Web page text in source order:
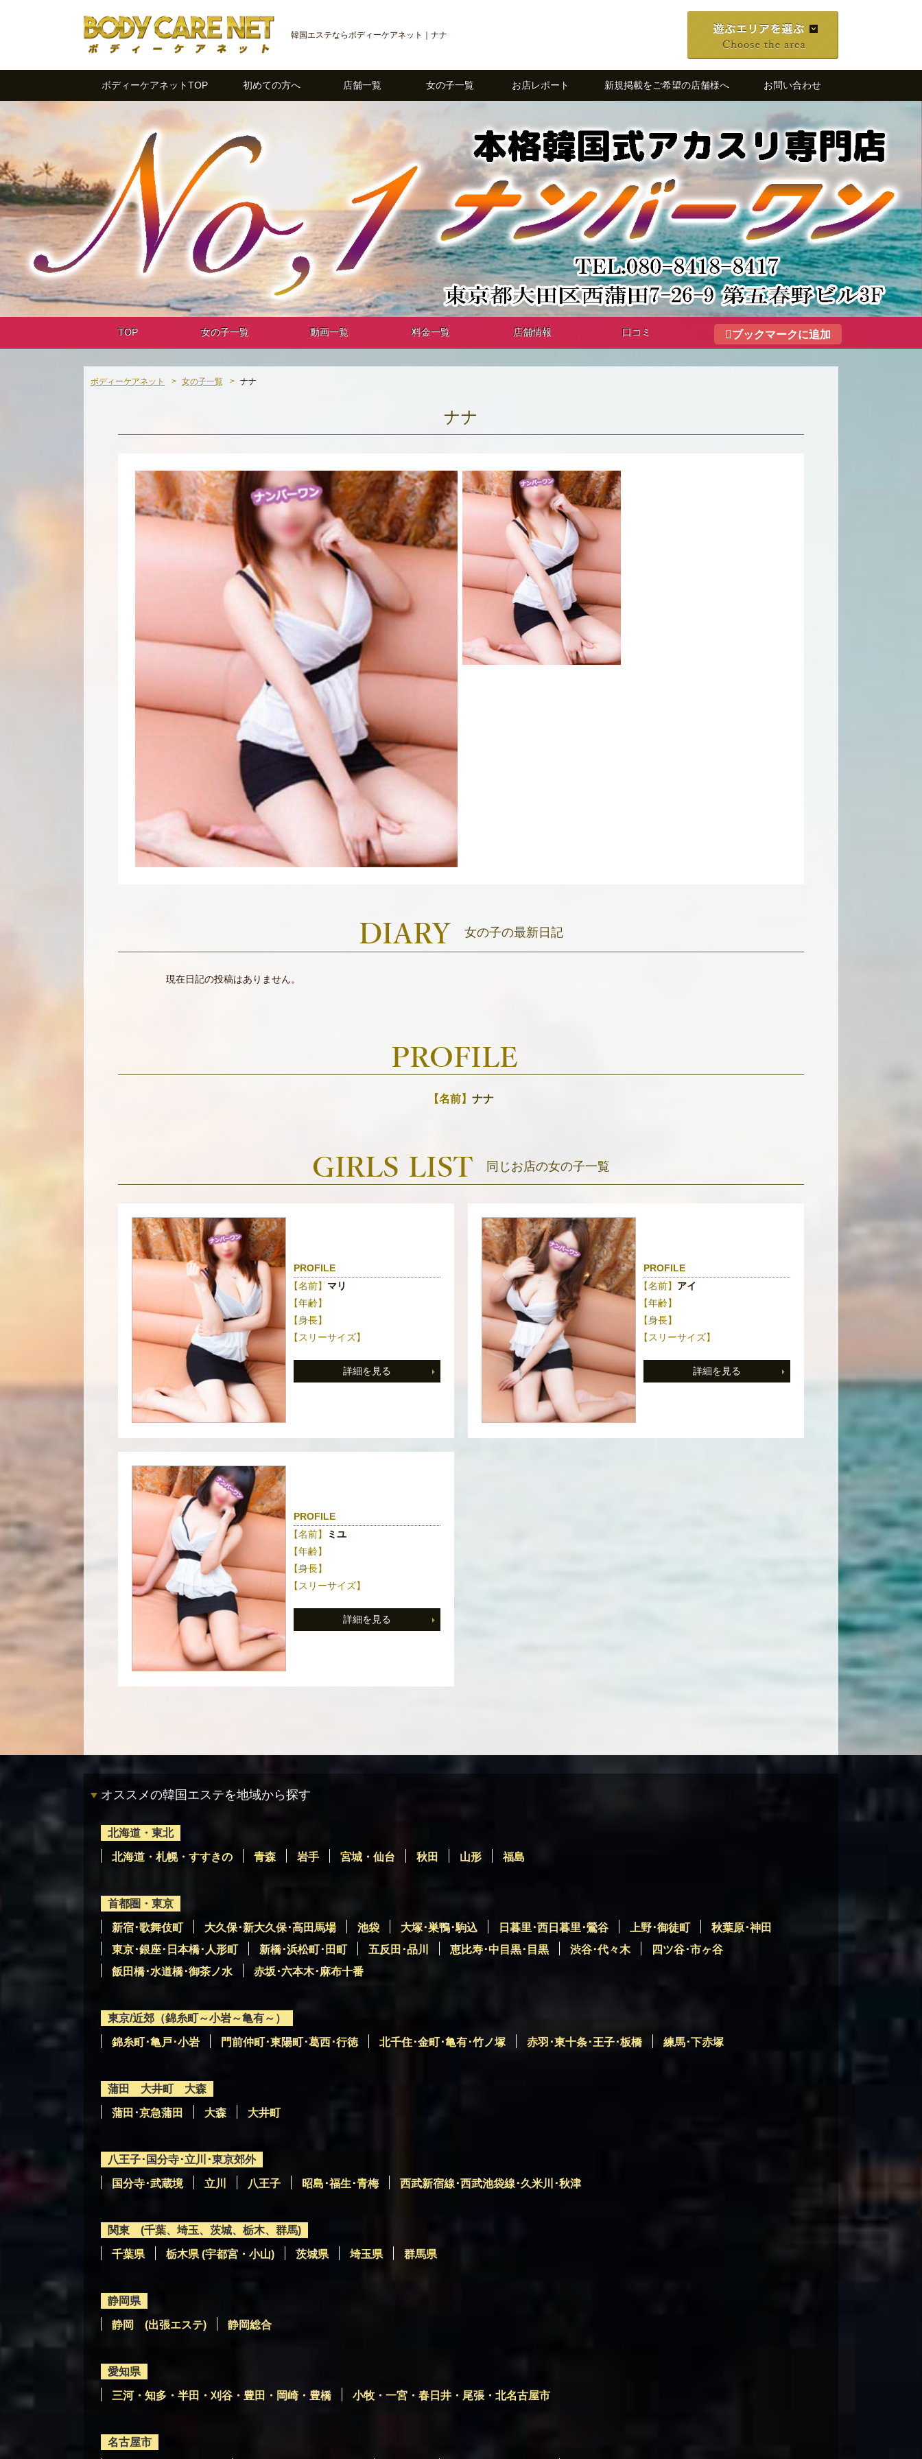
韓国エステならボディーケアネット｜ナナ
ボディーケアネットTOP 初めての方へ 店舗一覧 女の子一覧 お店レポート 新規掲載をご希望の店舗様へ お問い合わせ
TOP 女の子一覧 動画一覧 料金一覧 店舗情報 口コミ ブックマークに追加
ボディーケアネット 女の子一覧 ナナ
ナナ
女の子の最新日記
現在日記の投稿はありません。
【名前】 ナナ
同じお店の女の子一覧
PROFILE
【名前】 マリ
【年齢】
【身長】
【スリーサイズ】
詳細を見る
PROFILE
【名前】 アイ
【年齢】
【身長】
【スリーサイズ】
詳細を見る
PROFILE
【名前】
ミユ
【年齢】
【身長】
【スリーサイズ】
詳細を見る
オススメの韓国エステを地域から探す
北海道・東北
北海道・札幌・すすきの 青森 岩手 宮城・仙台 秋田 山形 福島
首都圏・東京
新宿･歌舞伎町 大久保･新大久保･高田馬場 池袋 大塚･巣鴨･駒込 日暮里･西日暮里･鶯谷 上野･御徒町
秋葉原･神田
東京･銀座･日本橋･人形町
新橋･浜松町･田町 五反田･品川 恵比寿･中目黒･目黒 渋谷･代々木
四ツ谷･市ヶ谷
飯田橋･水道橋･御茶ノ水
赤坂･六本木･麻布十番
東京/近郊（錦糸町～小岩～亀有～）
錦糸町･亀戸･小岩 門前仲町･東陽町･葛西･行徳 北千住･金町･亀有･竹ノ塚 赤羽･東十条･王子･板橋 練馬･下赤塚
蒲田 大井町 大森
蒲田･京急蒲田 大森 大井町
八王子･国分寺･立川･東京郊外
国分寺･武蔵境 立川 八王子 昭島･福生･青梅 西武新宿線･西武池袋線･久米川･秋津
関東 (千葉、埼玉、茨城、栃木、群馬)
千葉県 栃木県 (宇都宮・小山) 茨城県 埼玉県 群馬県
静岡県
静岡 (出張エステ) 静岡総合
愛知県
三河・知多・半田・刈谷・豊田・岡崎・豊橋 小牧・一宮・春日井・尾張・北名古屋市
名古屋市